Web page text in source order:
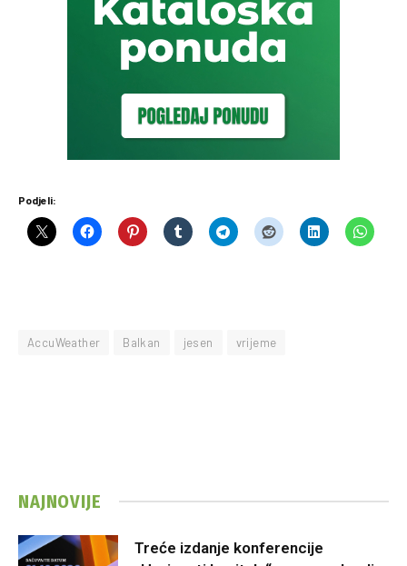
Podjeli:
AccuWeather Balkan jesen vrijeme
NAJNOVIJE
Treće izdanje konferencije